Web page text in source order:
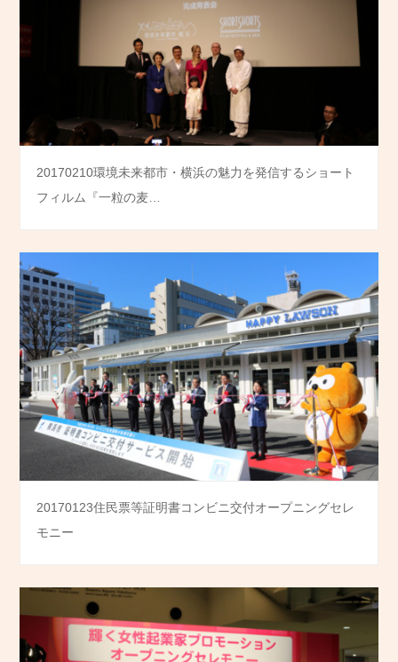
20170210環境未来都市・横浜の魅力を発信するショート
フィルム『一粒の麦…
20170123住民票等証明書コンビニ交付オープニングセレ
モニー